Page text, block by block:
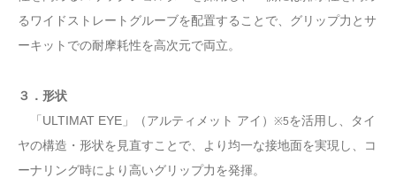
るワイドストレートグルーブを配置することで、グリップ力とサ
ーキットでの耐摩耗性を高次元で両立。
３．形状
「ULTIMAT EYE」（アルティメット アイ） ※5を活用し、タイ
ヤの構造・形状を見直すことで、より均一な接地面を実現し、コ
ーナリング時により高いグリップ力を発揮。